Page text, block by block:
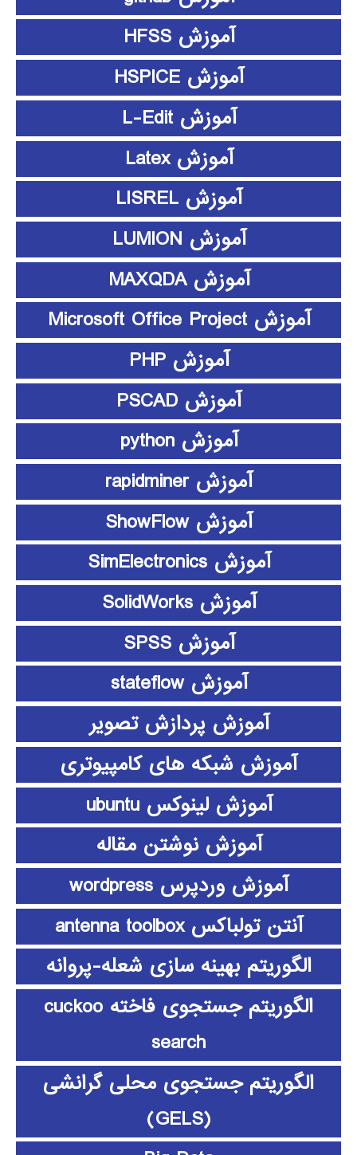
آموزش HFSS
آموزش HSPICE
آموزش L-Edit
آموزش Latex
آموزش LISREL
آموزش LUMION
آموزش MAXQDA
آموزش Microsoft Office Project
آموزش PHP
آموزش PSCAD
آموزش python
آموزش rapidminer
آموزش ShowFlow
آموزش SimElectronics
آموزش SolidWorks
آموزش SPSS
آموزش stateflow
آموزش پردازش تصویر
آموزش شبکه های کامپیوتری
آموزش لینوکس ubuntu
آموزش نوشتن مقاله
آموزش وردپرس wordpress
آنتن تولباکس antenna toolbox
الگوریتم بهینه سازی شعله-پروانه
الگوریتم جستجوی فاخته cuckoo
search
الگوریتم جستجوی محلی گرانشی
(GELS)